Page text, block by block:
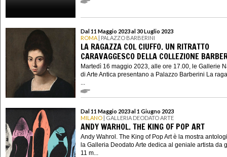
Dal 11 Maggio 2023 al 30 Luglio 2023
ROMA | PALAZZO BARBERINI
LA RAGAZZA COL CIUFFO. UN RITRATTO
CARAVAGGESCO DELLA COLLEZIONE
Martedì 16 maggio 2023, alle ore 17.00, le Gallerie
di Arte Antica presentano a Palazzo Barberini La
Dal 11 Maggio 2023 al 1 Giugno 2023
MILANO | GALLERIA DEODATO ARTE
ANDY WARHOL. THE KING OF POP ART
Andy Wahrol. The King of Pop Art è la mostra
la Galleria Deodato Arte dedica al geniale artista da
11 m...